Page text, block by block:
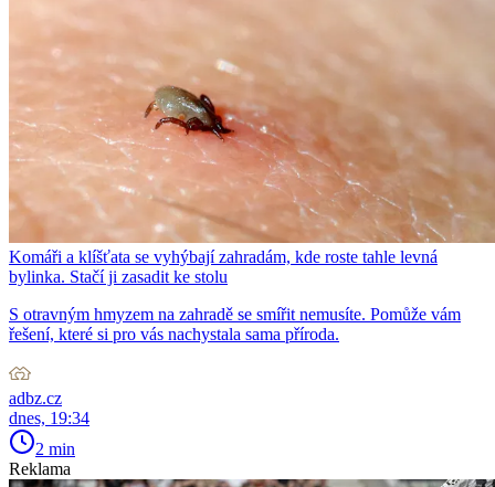
Komáři a klíšťata se vyhýbají zahradám, kde roste tahle levná
bylinka. Stačí ji zasadit ke stolu
S otravným hmyzem na zahradě se smířit nemusíte. Pomůže vám
řešení, které si pro vás nachystala sama příroda.
adbz.cz
dnes, 19:34
2 min
Reklama